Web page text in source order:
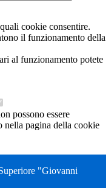
cookie consentire.
il funzionamento della
al funzionamento potete
possono essere
nella pagina della cookie
"Giovanni